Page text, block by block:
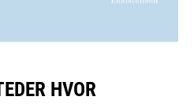
HVOR